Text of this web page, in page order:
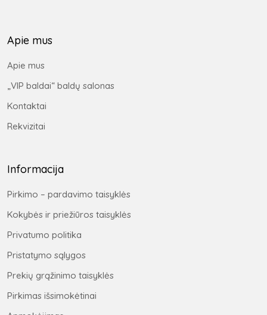
Apie mus
Apie mus
„VIP baldai“ baldų salonas
Kontaktai
Rekvizitai
Informacija
Pirkimo – pardavimo taisyklės
Kokybės ir priežiūros taisyklės
Privatumo politika
Pristatymo sąlygos
Prekių grąžinimo taisyklės
Pirkimas išsimokėtinai